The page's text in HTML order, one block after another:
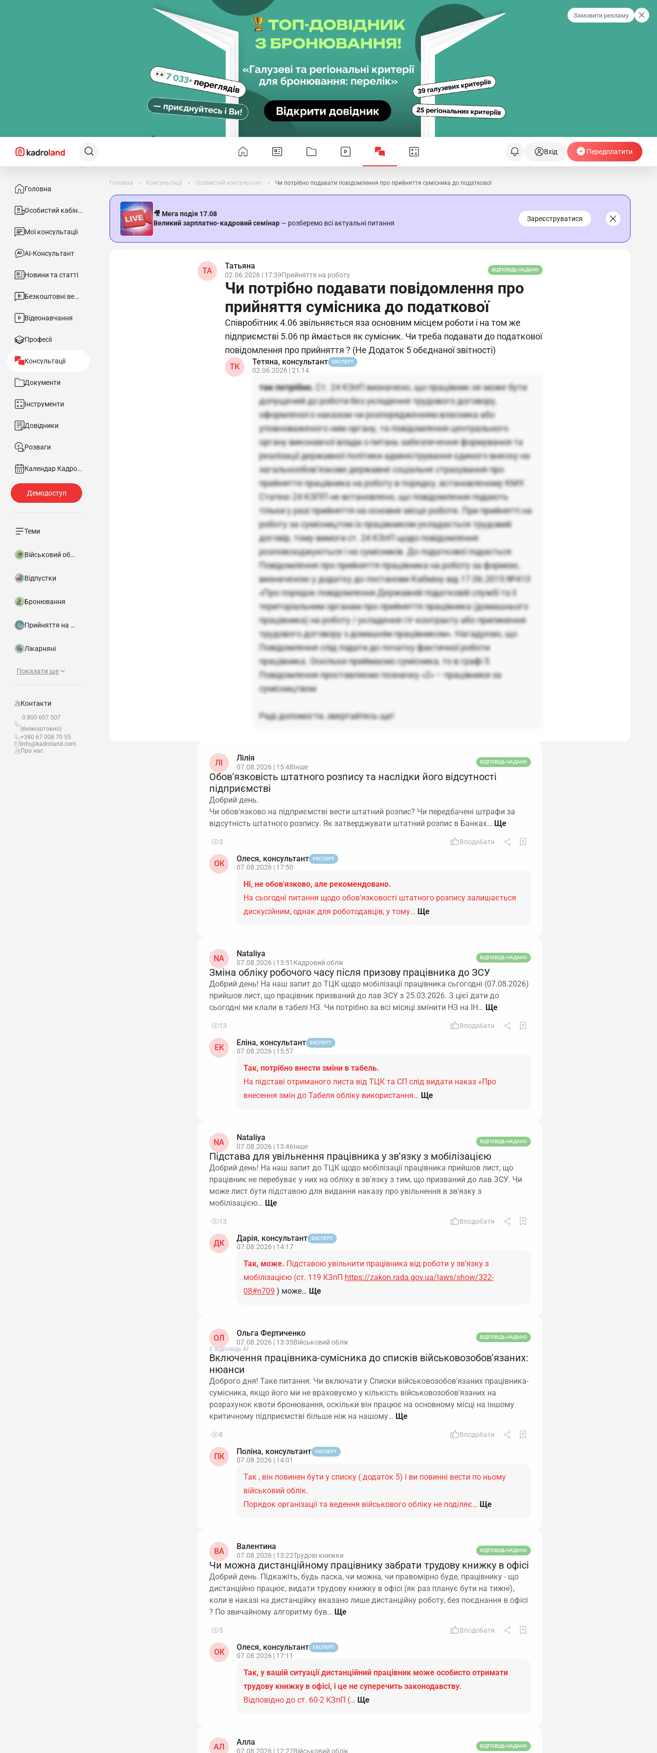
Замовити рекламу
Вхід Передплатити
Головна
Особистий кабінет
Мої консультації
АІ-Консультант
Новини та статті
Безкоштовні вебінари
Відеонавчання
Професії
Консультації
Документи
Інструменти
Довідники
Розваги
Календар Кадровика
Теми
Військовий облік
Відпустки
Бронювання
Прийняття на роботу
Лікарняні
Показати ще
Контакти
0 800 607 507
(безкоштовно)
+380 67 008 70 55
info@kadroland.com
Про нас
Головна Консультації Особистий консультант Чи потрібно подавати повідомлення про прийняття сумісника до податкової
🎥 Мега подія 17.08
Великий зарплатно-кадровий семінар — розберемо всі актуальні питання
Зареєструватися
ТА
Татьяна
02.06.2026 | 17:39Прийняття на роботу
ВІДПОВІДЬ НАДАНО
Чи потрібно подавати повідомлення про
прийняття сумісника до податкової
Співробітник 4.06 звільняється яза основним місцем роботи і на том же
підприємстві 5.06 пр ймається як сумісник. Чи треба подавати до податкової
повідомлення про прийняття ? (Не Додаток 5 обєднаної звітності)
ТК
Тетяна, консультант ЕКСПЕРТ
02.06.2026 | 21:14
так потрібно.
Ст. 24 КЗпП визначено, що працівник не може бути
допущений до роботи без укладення трудового договору,
оформленого наказом чи розпорядженням власника або
уповноваженого ним органу, та повідомлення центрального
органу виконавчої влади з питань забезпечення формування та
реалізації державної політики адміністрування єдиного внеску на
загальнообов’язкове державне соціальне страхування про
прийняття працівника на роботу в порядку, встановленому КМУ.
Статею 24 КЗПП не встановлено, що повідомлення подають
тільки у разі прийняття на основне місце роботи. При прийнятті на
роботу за сумісництом із працівником укладається трудовий
договір, тому вимоги ст. 24 КЗпП щодо повідомлення
розповсюджуються і на сумісників. До податкової подається
Повідомлення про прийняття працівника на роботу за формою,
визначеною у додатку до постанови Кабміну від 17.06.2015 №413
«Про порядок повідомлення Державній податковій службі та її
територіальним органам про прийняття працівника (домашнього
працівника) на роботу / укладення гіг-контракту або припинення
трудового договору з домашнім працівником». Нагадуємо, що
Повідомлення слід подати до початку фактичної роботи
працівника. Оскільки приймаємо сумісника, то в графі 5
Повідомлення проставляємо позначку «2» – працівники за
сумісництвом
Раді допомогти, звертайтесь ще!
ЛІ
Лілія
07.08.2026 | 15:48Інше
ВІДПОВІДЬ НАДАНО
Обов'язковість штатного розпису та наслідки його відсутності
підприємстві
Добрий день.
Чи обов'язково на підприємстві вести штатний розпис? Чи передбачені штрафи за
відсутність штатного розпису. Як затверджувати штатний розпис в Банках…
3 Вподобати
ОК
Олеся, консультант ЕКСПЕРТ
07.08.2026 | 17:50
Ні, не обов'язково, але рекомендовано.
На сьогодні питання щодо обов'язковості штатного розпису залишається
дискусійним, однак для роботодавців, у тому… Ще
NA
Nataliya
07.08.2026 | 13:51 Кадровий облік
ВІДПОВІДЬ НАДАНО
Зміна обліку робочого часу після призову працівника до ЗСУ
Добрий день! На наш запит до ТЦК щодо мобілізації працівника сьгогодні (07.08.2026)
прийшов лист, що працівник призваний до лав ЗСУ з 25.03.2026. З цієї дати до
сьогодні ми клали в табелі НЗ. Чи потрібно за всі місяці змінити НЗ на ІН…
13 Вподобати
ЕК
Еліна, консультант ЕКСПЕРТ
07.08.2026 | 15:57
Так, потрібно внести зміни в табель.
На підставі отриманого листа від ТЦК та СП слід видати наказ «Про
внесення змін до Табеля обліку використання… Ще
NA
Nataliya
07.08.2026 | 13:46Інше
ВІДПОВІДЬ НАДАНО
Підстава для увільнення працівника у зв'язку з мобілізацією
Добрий день! На наш запит до ТЦК щодо мобілізації працівника прийшов лист, що
працівник не перебуває у них на обліку в зв'язку з тим, що призваний до лав ЗСУ. Чи
може лист бути підставою для видання наказу про увільнення в зв'язку з
мобілізацією…
13 Вподобати
ДК
Дарія, консультант ЕКСПЕРТ
07.08.2026 | 14:17
Так, може. Підставою увільнити працівника від роботи у зв’язку з
мобілізацією (ст. 119 КЗпП https://zakon.rada.gov.ua/laws/show/322-
08#n709 ) може… Ще
ОЛ
Ольга Фертиченко
07.08.2026 | 13:35Військовий облік
ВІДПОВІДЬ НАДАНО
Є відповідь АІ
Включення працівника-сумісника до списків військовозобов'язаних:
нюанси
Доброго дня! Таке питання: Чи включати у Списки військовозобов'язаних працівника-
сумісника, якщо його ми не враховуємо у кількість військовозобов'язаних на
розрахунок квоти бронювання, оскільки він працює на основному місці на іншому
критичному підприємстві більше ніж на нашому…
8 Вподобати
ПК
Поліна, консультант ЕКСПЕРТ
07.08.2026 | 14:01
Так , він повинен бути у списку ( додаток 5) і ви повинні вести по ньому
військовий облік.
Порядок організації та ведення військового обліку не поділяє… Ще
ВА
Валентина
07.08.2026 | 13:22Трудові книжки
ВІДПОВІДЬ НАДАНО
Чи можна дистанційному працівнику забрати трудову книжку в офісі
Добрий день. Підкажіть, будь ласка, чи можна, чи правомірно буде, працівнику - що
дистанційно працює, видати трудову книжку в офісі (як раз планує бути на тижні),
коли в наказі на дистанційку вказано лише дистанційну роботу, без поєднання в офісі
? По звичайному алгоритму був…
5 Вподобати
ОК
Олеся, консультант ЕКСПЕРТ
07.08.2026 | 17:11
Так, у вашій ситуації дистанційний працівник може особисто отримати
трудову книжку в офісі, і це не суперечить законодавству.
Відповідно до ст. 60-2 КЗпП (… Ще
АЛ
Алла
07.08.2026 | 12:27Військовий облік
ВІДПОВІДЬ НАДАНО